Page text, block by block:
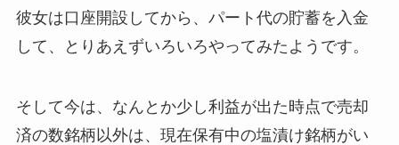
彼女は口座開設してから、パート代の貯蓄を入金
して、とりあえずいろいろやってみたようです。
そして今は、なんとか少し利益が出た時点で売却
済の数銘柄以外は、現在保有中の塩漬け銘柄がい